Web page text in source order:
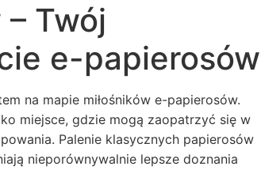
Twój
e-papierosów
na mapie miłośników e-papierosów.
miejsce, gdzie mogą zaopatrzyć się w
Palenie klasycznych papierosów
nieporównywalnie lepsze doznania